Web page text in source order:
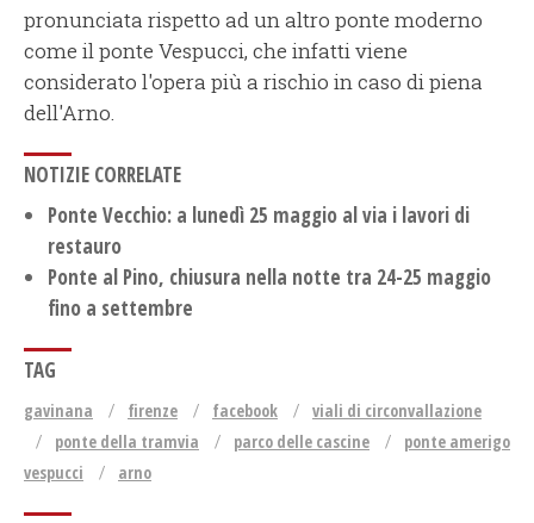
pronunciata rispetto ad un altro ponte moderno
come il ponte Vespucci, che infatti viene
considerato l'opera più a rischio in caso di piena
dell'Arno.
NOTIZIE CORRELATE
Ponte Vecchio: a lunedì 25 maggio al via i lavori di
restauro
Ponte al Pino, chiusura nella notte tra 24-25 maggio
fino a settembre
TAG
gavinana firenze facebook
viali di circonvallazione
ponte della tramvia
parco delle cascine
ponte amerigo
vespucci
arno